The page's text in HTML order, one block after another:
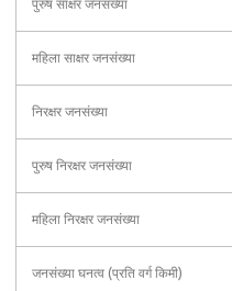
पुरुष साक्षर जनसंख्या
महिला साक्षर जनसंख्या
निरक्षर जनसंख्या
पुरुष निरक्षर जनसंख्या
महिला निरक्षर जनसंख्या
जनसंख्या घनत्व (प्रति वर्ग किमी)